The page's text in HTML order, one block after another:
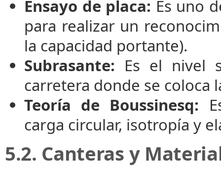
Ensayo de placa: Es uno
para realizar un
la capacidad portante).
Subrasante: Es el nivel
carretera donde se coloca
Teoría de Boussinesq:
carga circular, isotropía y
5.2. Canteras y